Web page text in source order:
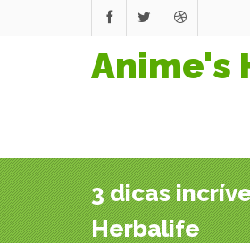
Anime's
3 dicas
Herbalife